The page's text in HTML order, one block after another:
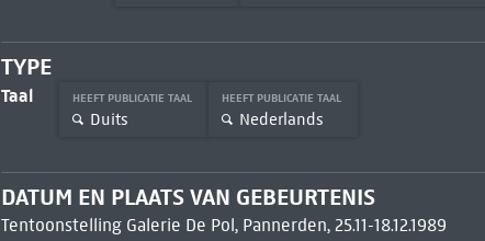
TYPE
Taal HEEFT PUBLICATIE TAAL
Duits
HEEFT PUBLICATIE TAAL
Nederlands
DATUM EN PLAATS VAN GEBEURTENIS
Tentoonstelling Galerie De Pol, Pannerden, 25.11-18.12.1989